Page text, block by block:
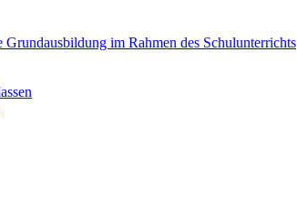
im Rahmen des Schulunterrichts